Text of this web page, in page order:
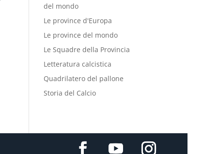
del mondo
Le province d'Europa
Le province del mondo
Le Squadre della Provincia
Letteratura calcistica
Quadrilatero del pallone
Storia del Calcio